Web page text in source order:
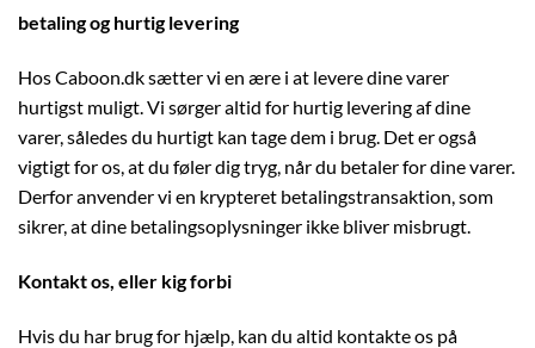
betaling og hurtig levering
Hos Caboon.dk sætter vi en ære i at levere dine varer
hurtigst muligt. Vi sørger altid for hurtig levering af dine
varer, således du hurtigt kan tage dem i brug. Det er også
vigtigt for os, at du føler dig tryg, når du betaler for dine varer.
Derfor anvender vi en krypteret betalingstransaktion, som
sikrer, at dine betalingsoplysninger ikke bliver misbrugt.
Kontakt os, eller kig forbi
Hvis du har brug for hjælp, kan du altid kontakte os på